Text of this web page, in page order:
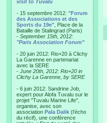
visit to Tuvalu
- 15 septembre 2012: "Forum
des Associations et des
Sports du 19e" , Place de la
Bataille de Stalingrad (Paris)
- September 15th, 2012:
"Paris Association Forum"
- 20 juin 2012: Rio+20 à Clichy
La Garenne en partenariat
avec la SERE
- June 20th, 2012: Rio+20 in
Clichy La Garenne, by SERE
- 6 juin 2012: Sandrine Job,
expert pour Alofa Tuvalu sur le
projet "Tuvalu Marine Life",
organise, avec son
association Pala Dalik (l’écho
du récif), une conférence